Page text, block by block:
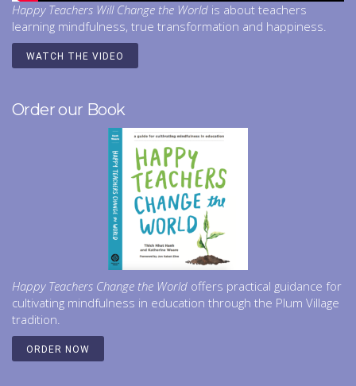
Happy Teachers Will Change the World is about teachers
learning mindfulness, true transformation and happiness.
WATCH THE VIDEO
Order our Book
Happy Teachers Change the World offers practical guidance for
cultivating mindfulness in education through the Plum Village
tradition.
ORDER NOW